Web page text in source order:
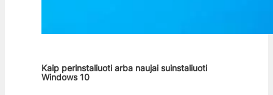
Kaip perinstaliuoti arba naujai suinstaliuoti
Windows 10